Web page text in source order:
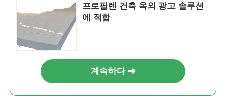
프로필렌 건축 옥외 광고 솔루션
에 적합
계속하다